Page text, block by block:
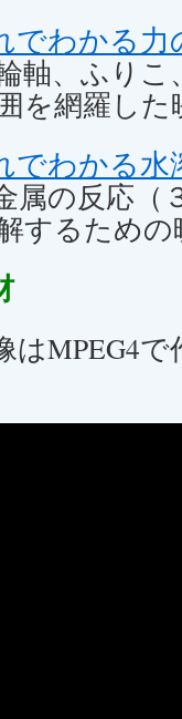
わかる力
軸、ふりこ
を網羅し
わかる水
属の反応
するため
はMPEG4